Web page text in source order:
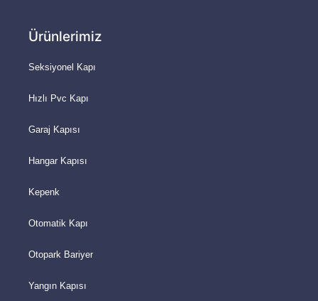
Ürünlerimiz
Seksiyonel Kapı
Hızlı Pvc Kapı
Garaj Kapısı
Hangar Kapısı
Kepenk
Otomatik Kapı
Otopark Bariyer
Yangın Kapısı